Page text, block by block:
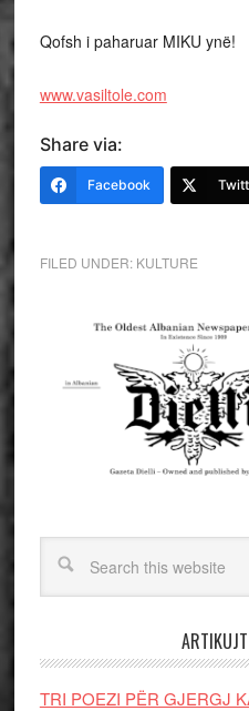
Qofsh i paharuar MIKU ynë!
www.vasiltole.com
Share via:
Facebook
FILED UNDER: KULTURE
TRI POEZI PËR GJERGJ